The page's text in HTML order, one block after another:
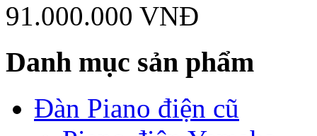
91.000.000 VNĐ
Danh mục sản phẩm
Đàn Piano điện cũ